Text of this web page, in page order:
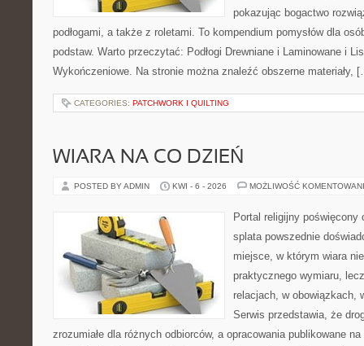
pokazując bogactwo
podłogami, a także z roletami. To kompendium pomysłów dla
podstaw. Warto przeczytać: Podłogi Drewniane i Laminowane i
Wykończeniowe. Na stronie można znaleźć obszerne materiały,
CATEGORIES: PATCHWORK I QUILTING
WIARA NA CO DZIEŃ
POSTED BY ADMIN KWI - 6 - 2026 MOŻLIWOŚĆ
Portal religijny
splata powszednie
miejsce, w którym wiara
praktycznego wymiaru,
relacjach, w obowiązkach,
Serwis przedstawia, że
zrozumiałe dla różnych odbiorców, a opracowania publikowane